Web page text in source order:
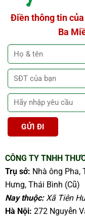
Điền thông tin
Ba
CÔNG TY TNHH
Trụ sở: Nhà ông Pha,
Hưng, Thái Bình (Cũ)
Nay thuộc:Xã Tiên
Hà Nội: 272 Nguyễn